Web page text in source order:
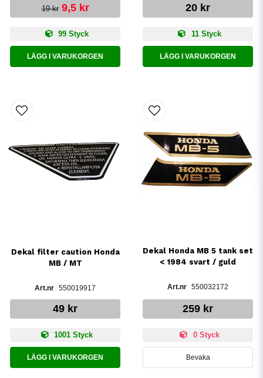
19 kr 9,5 kr
99 Styck
LÄGG I VARUKORGEN
20 kr
11 Styck
LÄGG I VARUKORGEN
Dekal filter caution Honda
MB / MT
550019917
49 kr
1001 Styck
LÄGG I VARUKORGEN
Dekal Honda MB 5 tank set
< 1984 svart / guld
550032172
259 kr
0 Styck
Bevaka